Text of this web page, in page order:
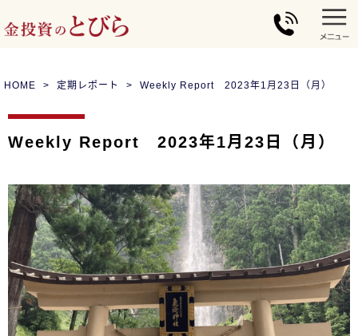
HOME 定期レポート Weekly Report 2023年1月23日（月）
Weekly Report 2023年1月23日（月）